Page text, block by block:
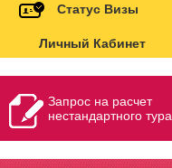
Статус Визы
Личный Кабинет
Запрос на расчет
нестандартного тура